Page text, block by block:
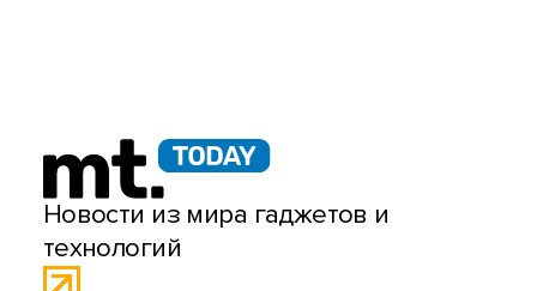
Новости из мира гаджетов и
технологий